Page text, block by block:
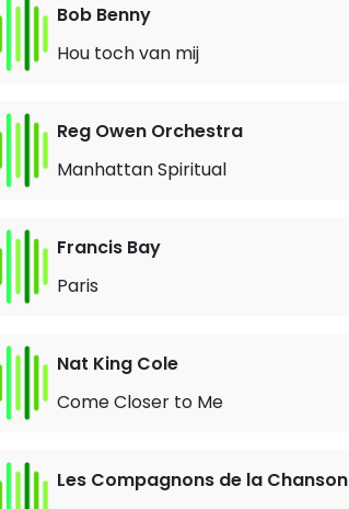
Bob Benny
Hou toch van mij
Reg Owen Orchestra
Manhattan Spiritual
Francis Bay
Paris
Nat King Cole
Come Closer to Me
Les Compagnons de la Chanson